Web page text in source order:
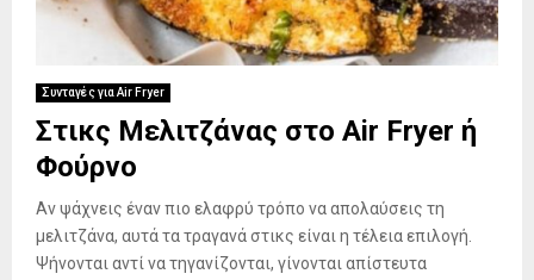
Συνταγές για Air Fryer
Στικς Μελιτζάνας στο Air Fryer ή
Φούρνo
Αν ψάχνεις έναν πιο ελαφρύ τρόπο να απολαύσεις τη
μελιτζάνα, αυτά τα τραγανά στικς είναι η τέλεια επιλογή.
Ψήνονται αντί να τηγανίζονται, γίνονται απίστευτα